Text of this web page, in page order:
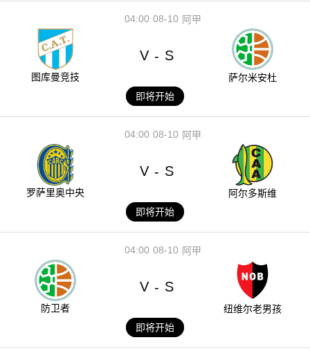
08-10
04:00 阿甲
图库曼竞技
V - S
萨尔米安杜
即将开始
08-10
04:00 阿甲
罗萨里奥中央
V - S
阿尔多斯维
即将开始
08-10
04:00 阿甲
防卫者
V - S
纽维尔老男孩
即将开始